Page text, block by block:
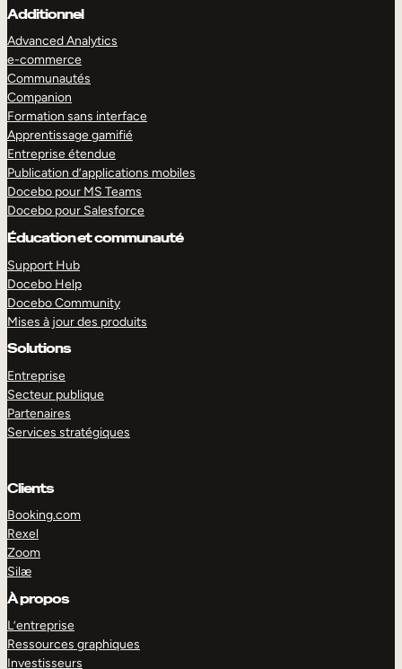
Additionnel
Advanced Analytics
e-commerce
Communautés
Companion
Formation sans interface
Apprentissage gamifié
Entreprise étendue
Publication d’applications mobiles
Docebo pour MS Teams
Docebo pour Salesforce
Éducation et communauté
Support Hub
Docebo Help
Docebo Community
Mises à jour des produits
Solutions
Entreprise
Secteur publique
Partenaires
Services stratégiques
Clients
Booking.com
Rexel
Zoom
Silæ
À propos
L’entreprise
Ressources graphiques
Investisseurs